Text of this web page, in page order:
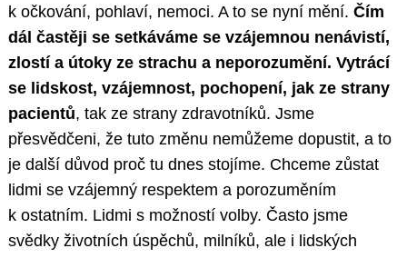
k očkování, pohlaví, nemoci. A to se nyní mění. Čím
dál častěji se setkáváme se vzájemnou nenávistí,
zlostí a útoky ze strachu a neporozumění. Vytrácí
se lidskost, vzájemnost, pochopení, jak ze strany
pacientů, tak ze strany zdravotníků. Jsme
přesvědčeni, že tuto změnu nemůžeme dopustit, a to
je další důvod proč tu dnes stojíme. Chceme zůstat
lidmi se vzájemný respektem a porozuměním
k ostatním. Lidmi s možností volby. Často jsme
svědky životních úspěchů, milníků, ale i lidských